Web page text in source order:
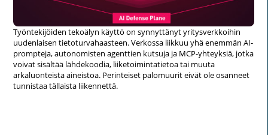
Työntekijöiden tekoälyn käyttö on synnyttänyt yritysverkkoihin
uudenlaisen tietoturvahaasteen. Verkossa liikkuu yhä enemmän AI-
prompteja, autonomisten agenttien kutsuja ja MCP-yhteyksiä, jotka
voivat sisältää lähdekoodia, liiketoimintatietoa tai muuta
arkaluonteista aineistoa. Perinteiset palomuurit eivät ole osanneet
tunnistaa tällaista liikennettä.